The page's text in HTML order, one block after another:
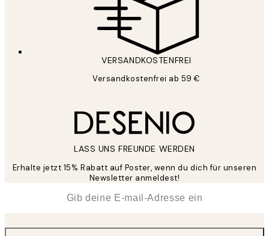
VERSANDKOSTENFREI
Versandkostenfrei ab 59 €
LASS UNS FREUNDE WERDEN
Erhalte jetzt 15% Rabatt auf Poster, wenn du dich für unseren
Newsletter anmeldest!